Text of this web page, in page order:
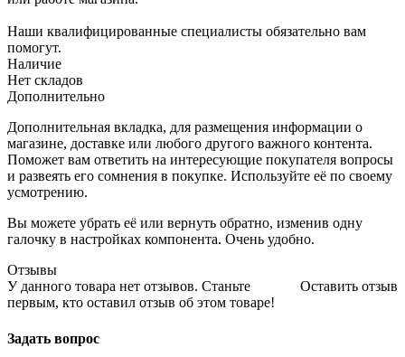
Наши квалифицированные специалисты обязательно вам
помогут.
Наличие
Нет складов
Дополнительно
Дополнительная вкладка, для размещения информации о
магазине, доставке или любого другого важного контента.
Поможет вам ответить на интересующие покупателя вопросы
и развеять его сомнения в покупке. Используйте её по своему
усмотрению.
Вы можете убрать её или вернуть обратно, изменив одну
галочку в настройках компонента. Очень удобно.
Отзывы
Оставить отзыв
У данного товара нет отзывов. Станьте
первым, кто оставил отзыв об этом товаре!
Задать вопрос